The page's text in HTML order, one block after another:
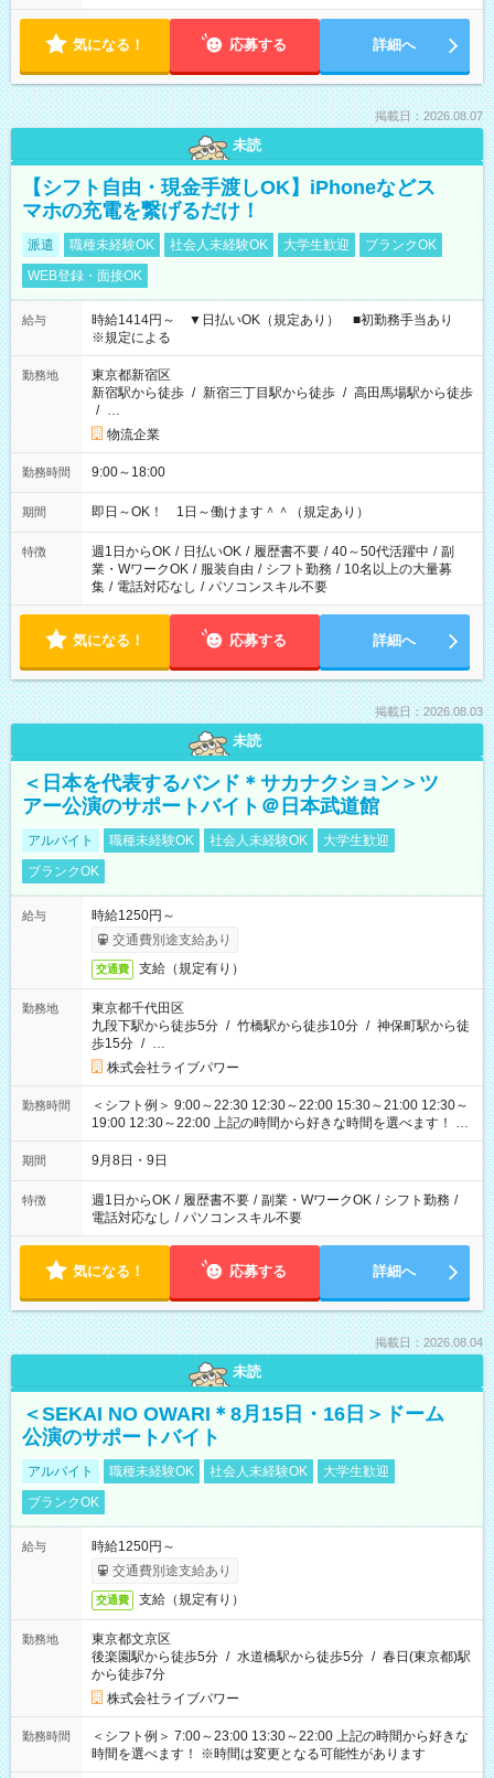
気になる！ 応募する 詳細へ
掲載日：2026.08.07
未読
【シフト自由・現金手渡しOK】iPhoneなどス
マホの充電を繋げるだけ！
派遣 職種未経験OK 社会人未経験OK 大学生歓迎
ブランクOK
WEB登録・面接OK
給与
時給1414円～ ▼日払いOK（規定あり） ■初勤務手当あり
※規定による
勤務地
東京都新宿区
新宿駅から徒歩 / 新宿三丁目駅から徒歩 / 高田馬場駅から徒歩
/ …
物流企業
勤務時間 9:00～18:00
期間 即日～OK！ 1日～働けます＾＾（規定あり）
特徴 週1日からOK / 日払いOK / 履歴書不要 / 40～50代活躍中 / 副
業・WワークOK / 服装自由 / シフト勤務 / 10名以上の大量募
集 / 電話対応なし / パソコンスキル不要
気になる！ 応募する 詳細へ
掲載日：2026.08.03
未読
＜日本を代表するバンド＊サカナクション＞ツ
アー公演のサポートバイト＠日本武道館
アルバイト 職種未経験OK 社会人未経験OK
大学生歓迎
ブランクOK
給与
時給1250円～
交通費別途支給あり
交通費 支給（規定有り）
勤務地
東京都千代田区
九段下駅から徒歩5分 / 竹橋駅から徒歩10分 / 神保町駅から徒
歩15分 / …
株式会社ライブパワー
勤務時間
＜シフト例＞ 9:00～22:30 12:30～22:00 15:30～21:00 12:30～
19:00 12:30～22:00 上記の時間から好きな時間を選べます！ ※
時間は変更となる可能性があります
期間 9月8日・9日
特徴 週1日からOK / 履歴書不要 / 副業・WワークOK / シフト勤務 /
電話対応なし / パソコンスキル不要
気になる！ 応募する 詳細へ
掲載日：2026.08.04
未読
＜SEKAI NO OWARI＊8月15日・16日＞ドーム
公演のサポートバイト
アルバイト 職種未経験OK 社会人未経験OK
大学生歓迎
ブランクOK
給与
時給1250円～
交通費別途支給あり
交通費 支給（規定有り）
勤務地
東京都文京区
後楽園駅から徒歩5分 / 水道橋駅から徒歩5分 / 春日(東京都)駅
から徒歩7分
株式会社ライブパワー
勤務時間
＜シフト例＞ 7:00～23:00 13:30～22:00 上記の時間から好きな
時間を選べます！ ※時間は変更となる可能性があります